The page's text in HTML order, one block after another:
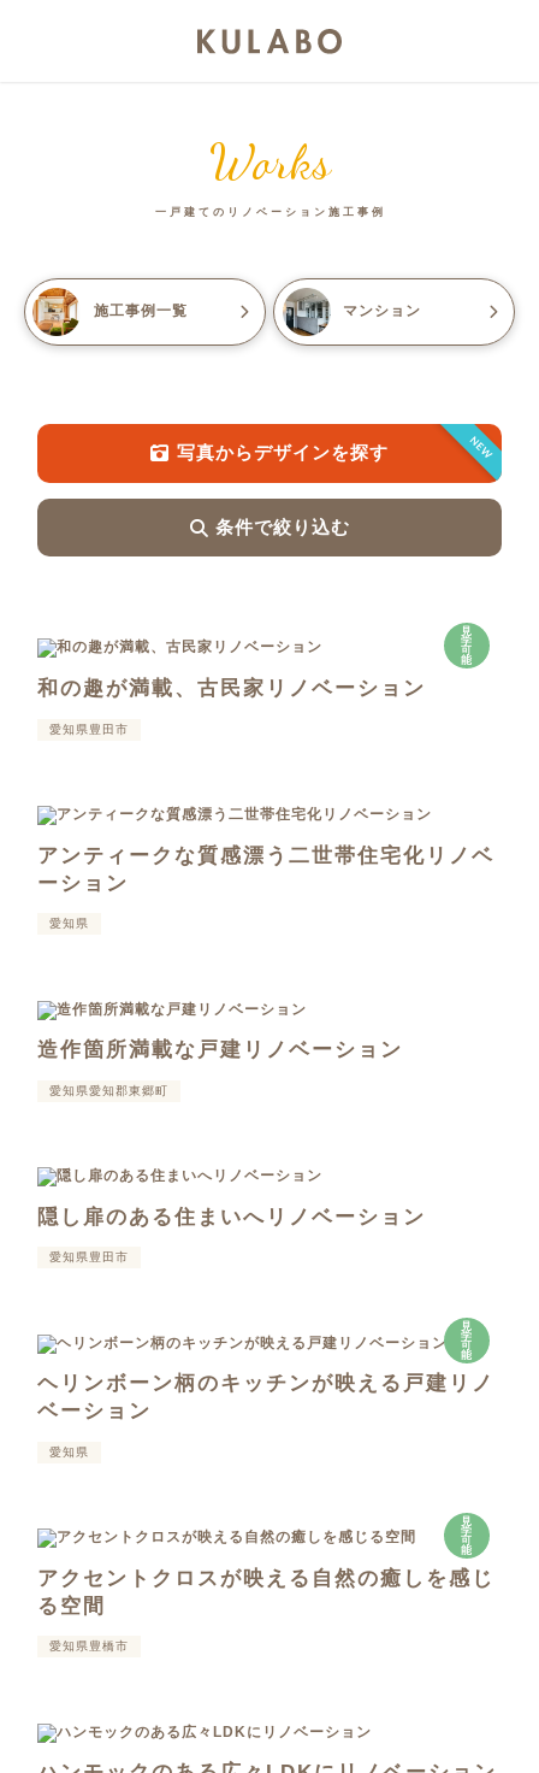
Works
一戸建てのリノベーション施工事例
施工事例一覧 マンション
NEW
写真からデザインを探す
条件で絞り込む
見
学
可
能
和の趣が満載、古民家リノベーション
愛知県豊田市
アンティークな質感漂う二世帯住宅化リノベ
ーション
愛知県
造作箇所満載な戸建リノベーション
愛知県愛知郡東郷町
隠し扉のある住まいへリノベーション
愛知県豊田市
見
学
可
能
ヘリンボーン柄のキッチンが映える戸建リノ
ベーション
愛知県
見
学
可
能
アクセントクロスが映える自然の癒しを感じ
る空間
愛知県豊橋市